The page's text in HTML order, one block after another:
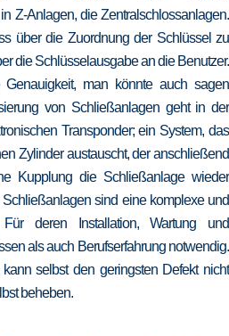
Z-Anlagen, die Zentralschlossanlagen.
über die Zuordnung der Schlüssel zu
die Schlüsselausgabe an die Benutzer.
man könnte auch sagen
von Schließanlagen geht in der
Transponder; ein System, das
Zylinder austauscht, der anschließend
Kupplung die Schließanlage wieder
sind eine komplexe und
Für deren Installation, Wartung und
als auch Berufserfahrung notwendig.
selbst den geringsten Defekt nicht
beheben.